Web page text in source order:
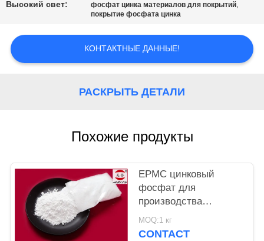
ЗАПРОСИТЕ
ЦИТАТУ
POLICY
Высокий свет: фосфат цинка материалов для покрытий,
покрытие фосфата цинка
КОНТАКТНЫЕ ДАННЫЕ!
РАСКРЫТЬ ДЕТАЛИ
Похожие продукты
EPMC цинковый
фосфат для
производства
водяной краски с
низким содержанием
MOQ:1 кг
CONTACT